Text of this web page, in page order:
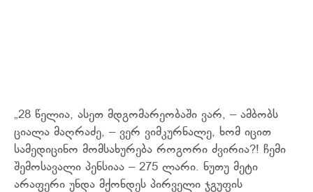
„28 წელია, ასეთ მდგომარეობაში ვარ, – ამბობს
ციალა მაღრაძე, – ვერ ვიმკურნალე, ხომ იცით
სამედიცინო მომსახურება როგორი ძვირია?! ჩემი
შემოსავალი პენსიაა – 275 ლარი. ნუთუ მეტი
არაფერი უნდა მქონდეს პირველი ჯგუფის